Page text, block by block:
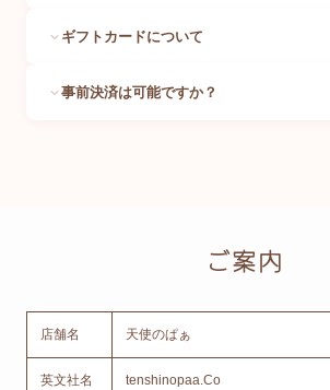
ギフトカードについて
事前決済は可能ですか？
ご案内
店舗名 天使のぱぁ
英文社名 tenshinopaa.Co